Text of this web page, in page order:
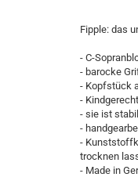
Fipple: das
- C-
- barocke
- Kopfstück
-
- sie ist
-
-
trocknen
- Made in